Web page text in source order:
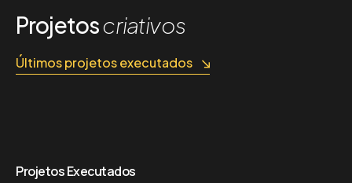
Projetoscriativos
Últimos projetos executados
Projetos Executados